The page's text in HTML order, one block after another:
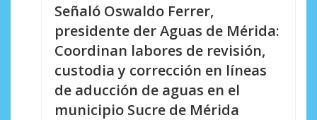
Señaló Oswaldo Ferrer,
presidente der Aguas de Mérida:
Coordinan labores de revisión,
custodia y corrección en líneas
de aducción de aguas en el
municipio Sucre de Mérida